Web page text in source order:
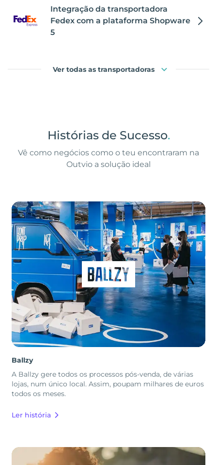
Integração da transportadora
Fedex com a plataforma Shopware
5
Ver todas as transportadoras
Histórias de Sucesso.
Vê como negócios como o teu encontraram na
Outvio a solução ideal
Ballzy
A Ballzy gere todos os processos pós-venda, de várias
lojas, num único local. Assim, poupam milhares de euros
todos os meses.
Ler história